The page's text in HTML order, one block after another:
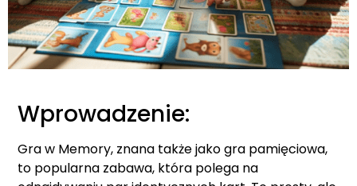
Wprowadzenie:
Gra w Memory, znana także jako gra pamięciowa,
to popularna zabawa, która polega na